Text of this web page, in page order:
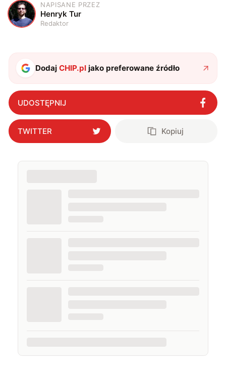
H
NAPISANE PRZEZ
Henryk Tur
Redaktor
DodajCHIP.pl jako preferowane źródło
UDOSTĘPNIJ
TWITTER Kopiuj